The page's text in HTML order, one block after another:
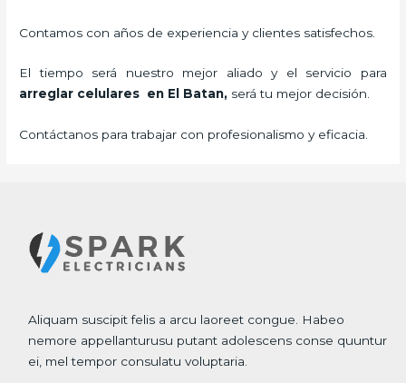
Contamos con años de experiencia y clientes satisfechos.
El tiempo será nuestro mejor aliado y el servicio para
arreglar celulares en El Batan, será tu mejor decisión.
Contáctanos para trabajar con profesionalismo y eficacia.
Aliquam suscipit felis a arcu laoreet congue. Habeo
nemore appellanturusu putant adolescens conse quuntur
ei, mel tempor consulatu voluptaria.